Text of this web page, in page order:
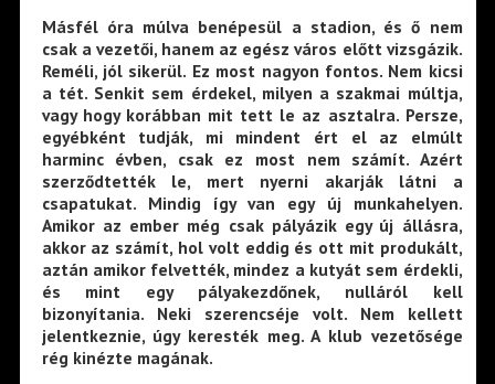
Másfél óra múlva benépesül a stadion, és ő nem
csak a vezetői, hanem az egész város előtt vizsgázik.
Reméli, jól sikerül. Ez most nagyon fontos. Nem kicsi
a tét. Senkit sem érdekel, milyen a szakmai múltja,
vagy hogy korábban mit tett le az asztalra. Persze,
egyébként tudják, mi mindent ért el az elmúlt
harminc évben, csak ez most nem számít. Azért
szerződtették le, mert nyerni akarják látni a
csapatukat. Mindig így van egy új munkahelyen.
Amikor az ember még csak pályázik egy új állásra,
akkor az számít, hol volt eddig és ott mit produkált,
aztán amikor felvették, mindez a kutyát sem érdekli,
és mint egy pályakezdőnek, nulláról kell
bizonyítania. Neki szerencséje volt. Nem kellett
jelentkeznie, úgy keresték meg. A klub vezetősége
rég kinézte magának.